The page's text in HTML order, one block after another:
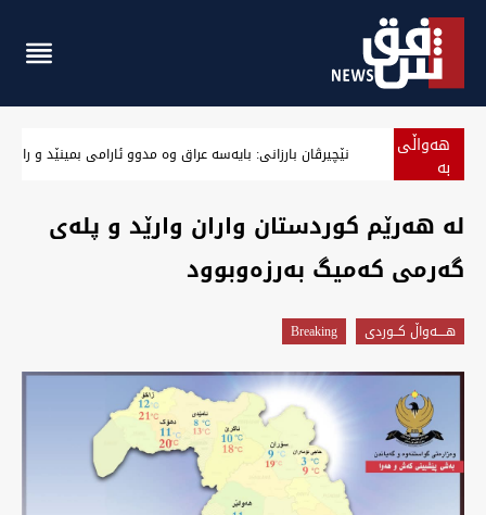
هەواڵی
بە نێچیرڤان بارزانی: بایەسە عراق وە مدوو ئارامی بمینێد و
لە هەرێم کوردستان واران وارێد و پلەی
گەرمی کەمیگ بەرزەوبوود
هــــه‌واڵ كــوردى Breaking